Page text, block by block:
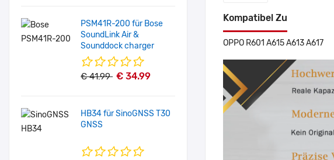
PSM41R-200 für Bose
SoundLink Air &
Sounddock charger
€ 41.99 € 34.99
HB34 für SinoGNSS T30
GNSS
Kompatibel Zu
OPPO R601 A615 A613 A617